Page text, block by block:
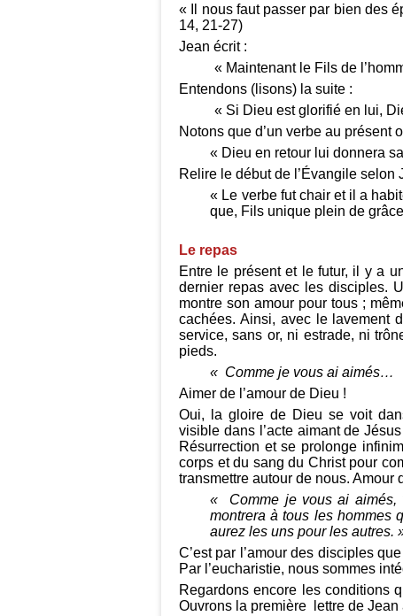
« Il nous faut passer par bien des
14, 21-27)
Jean écrit :
« Maintenant le Fils de
Entendons (lisons) la suite :
« Si Dieu est glorifié en lui,
Notons que d’un verbe au présent
« Dieu en retour lui donnera
Relire le début de l’Évangile selon
« Le verbe fut chair et il a
que, Fils unique plein de
Le repas
Entre le présent et le futur, il y a
dernier repas avec les disciples.
montre son amour pour tous ;
cachées. Ainsi, avec le lavement
service, sans or, ni estrade, ni
pieds.
« Comme je vous ai aimés…
Aimer de l’amour de Dieu !
Oui, la gloire de Dieu se voit
visible dans l’acte aimant de
Résurrection et se prolonge
corps et du sang du Christ pour
transmettre autour de nous.
« Comme je vous ai aimés,
montrera à tous les hommes
aurez les uns pour les autres.
C’est par l’amour des disciples
Par l’eucharistie, nous sommes
Regardons encore les conditions
Ouvrons la première lettre de Jean